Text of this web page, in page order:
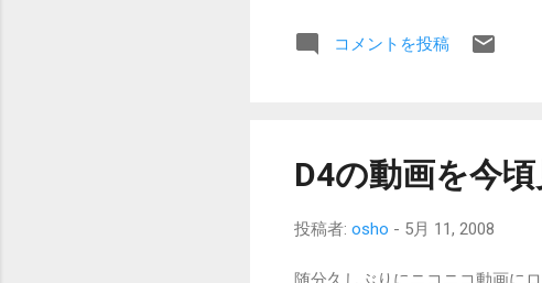
悩ましいです。 ひさしぶりに
コメントを投稿
D4の動画を今
投稿者: osho - 5月 11, 2008